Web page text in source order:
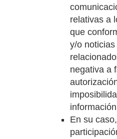
relativas a
que
y/o
negativa a
En su